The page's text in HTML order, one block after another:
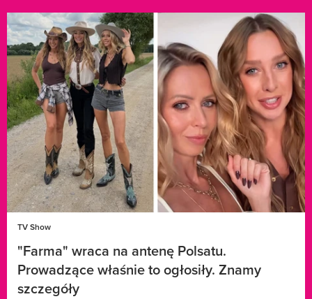
TV Show
"Farma" wraca na antenę Polsatu.
Prowadzące właśnie to ogłosiły. Znamy
szczegóły